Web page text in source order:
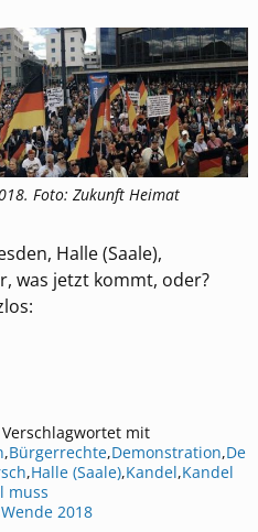
Foto: Zukunft Heimat
Halle (Saale),
was jetzt kommt, oder?
Verschlagwortet mit
,Bürgerrechte,Demonstration,De
,Halle (Saale),Kandel,Kandel
muss
Wende 2018